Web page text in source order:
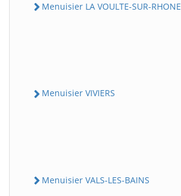
Menuisier LA VOULTE-SUR-RHONE
Menuisier VIVIERS
Menuisier VALS-LES-BAINS